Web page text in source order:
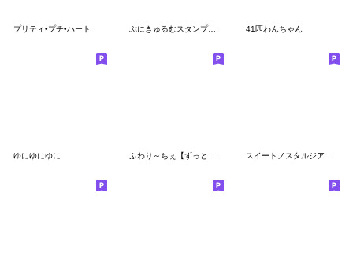
プリティ•プチ•ハート ぷにきゅるむスタンプ３♡宝物♡ 41匹わんちゃん
ゆにゆにゆに